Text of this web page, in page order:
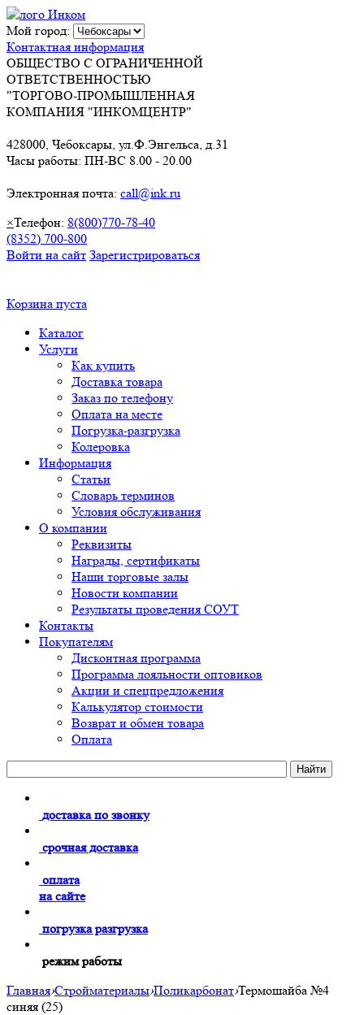
Мой город:
Контактная информация
ОБЩЕСТВО С ОГРАНИЧЕННОЙ
ОТВЕТСТВЕННОСТЬЮ
"ТОРГОВО-ПРОМЫШЛЕННАЯ
КОМПАНИЯ "ИНКОМЦЕНТР"
428000, Чебоксары, ул.Ф.Энгельса, д.31
Часы работы: ПН-ВС 8.00 - 20.00
Электронная почта: call@ink.ru
×Телефон: 8(800)770-78-40
(8352) 700-800
Войти на сайт Зарегистрироваться
Корзина пуста
Каталог
Услуги
Как купить
Доставка товара
Заказ по телефону
Оплата на месте
Погрузка-разгрузка
Колеровка
Информация
Статьи
Словарь терминов
Условия обслуживания
О компании
Реквизиты
Награды, сертификаты
Наши торговые залы
Новости компании
Результаты проведения СОУТ
Контакты
Покупателям
Дисконтная программа
Программа лояльности оптовиков
Акции и спецпредложения
Калькулятор стоимости
Возврат и обмен товара
Оплата
доставка по звонку
срочная доставка
оплата
на сайте
погрузка разгрузка
режим работы
Главная›Стройматериалы›Поликарбонат›Термошайба №4
синяя (25)